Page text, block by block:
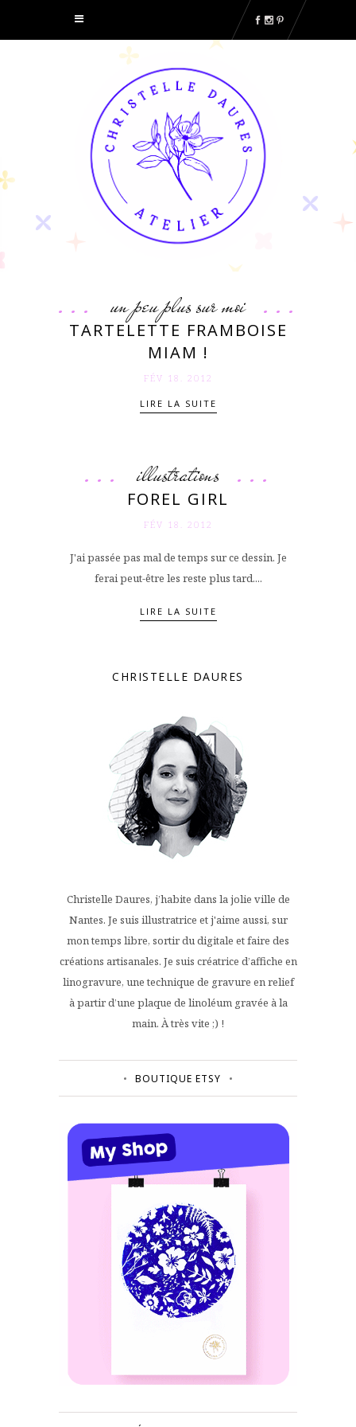
un peu plus sur moi
TARTELETTE FRAMBOISE
MIAM !
FÉV 18. 2012
LIRE LA SUITE
illustrations
FOREL GIRL
FÉV 18. 2012
J'ai passée pas mal de temps sur ce dessin. Je
ferai peut-être les reste plus tard....
LIRE LA SUITE
CHRISTELLE DAURES
Christelle Daures, j’habite dans la jolie ville de
Nantes. Je suis illustratrice et j'aime aussi, sur
mon temps libre, sortir du digitale et faire des
créations artisanales. Je suis créatrice d’affiche en
linogravure, une technique de gravure en relief
à partir d’une plaque de linoléum gravée à la
main. À très vite ;) !
BOUTIQUE ETSY